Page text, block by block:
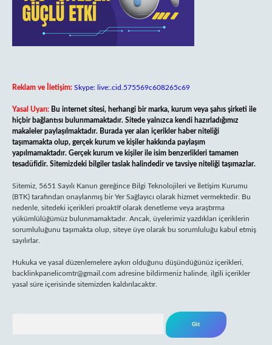
Reklam ve İletişim: Skype: live:.cid.575569c608265c69
Yasal Uyarı: Bu internet sitesi, herhangi bir marka, kurum veya şahıs şirketi ile
hiçbir bağlantısı bulunmamaktadır. Sitede yalnızca kendi hazırladığımız
makaleler paylaşılmaktadır. Burada yer alan içerikler haber niteliği
taşımamakta olup, gerçek kurum ve kişiler hakkında paylaşım
yapılmamaktadır. Gerçek kurum ve kişiler ile isim benzerlikleri tamamen
tesadüfidir. Sitemizdeki bilgiler taslak halindedir ve tavsiye niteliği taşımazlar.
Sitemiz, 5651 Sayılı Kanun gereğince Bilgi Teknolojileri ve İletişim Kurumu
(BTK) tarafından onaylanmış bir Yer Sağlayıcı olarak hizmet vermektedir. Bu
nedenle, sitedeki içerikleri proaktif olarak denetleme veya araştırma
yükümlülüğümüz bulunmamaktadır. Ancak, üyelerimiz yazdıkları içeriklerin
sorumluluğunu taşımakta olup, siteye üye olarak bu sorumluluğu kabul etmiş
sayılırlar.
Hukuka ve yasal düzenlemelere aykırı olduğunu düşündüğünüz içerikleri,
backlinkpanelicomtr@gmail.com adresine bildirmeniz halinde, ilgili içerikler
yasal süre içerisinde sitemizden kaldırılacaktır.